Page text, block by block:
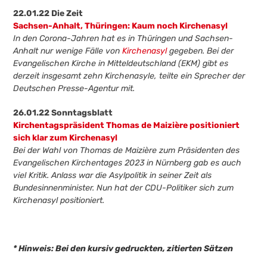
22.01.22 Die Zeit
Sachsen-Anhalt, Thüringen: Kaum noch Kirchenasyl
In den Corona-Jahren hat es in Thüringen und Sachsen-
Anhalt nur wenige Fälle vonKirchenasylgegeben. Bei der
Evangelischen Kirche in Mitteldeutschland (EKM) gibt es
derzeit insgesamt zehn Kirchenasyle, teilte ein Sprecher der
Deutschen Presse-Agentur mit.
26.01.22 Sonntagsblatt
Kirchentagspräsident Thomas de Maizière positioniert
sich klar zum Kirchenasyl
Bei der Wahl von Thomas de Maizière zum Präsidenten des
Evangelischen Kirchentages 2023 in Nürnberg gab es auch
viel Kritik. Anlass war die Asylpolitik in seiner Zeit als
Bundesinnenminister. Nun hat der CDU-Politiker sich zum
Kirchenasyl positioniert.
* Hinweis: Bei den kursiv gedruckten, zitierten Sätzen